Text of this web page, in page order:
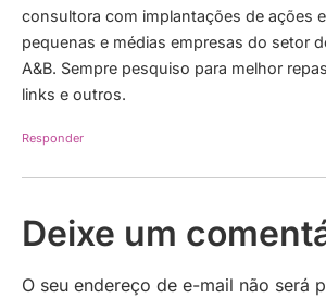
consultora com implantações de ações
pequenas e médias empresas do setor
A&B. Sempre pesquiso para melhor
links e outros.
Responder
Deixe um
O seu endereço de e-mail não será